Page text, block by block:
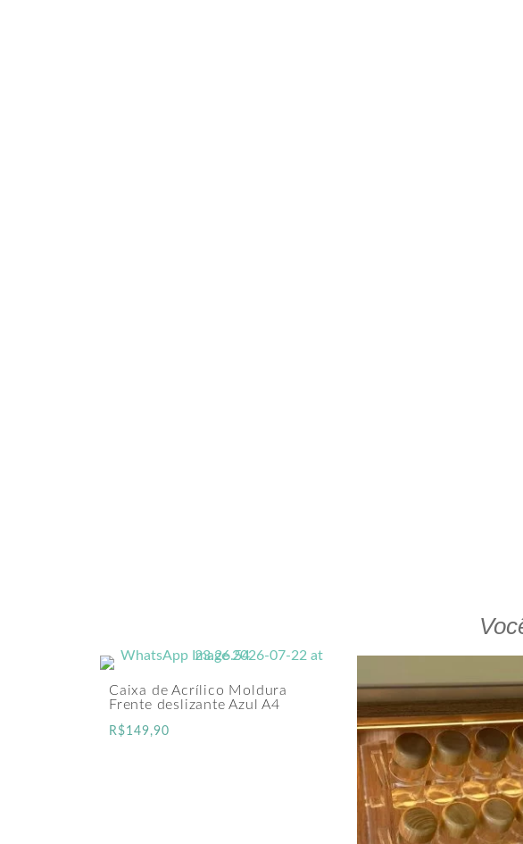
Caixa de Acrílico Moldura
Frente deslizante Azul A4
R$149,90